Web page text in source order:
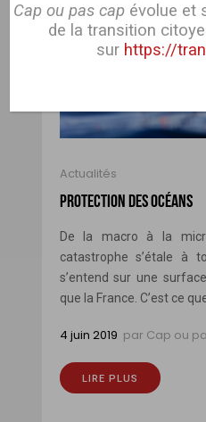
Nos actus
Et plus
Actualités
PROTECTION DES OCÉANS
De la macro à la
catastrophe s’étale à
s’entend sur une
que la France. C’est ce
4 juin 2019 par Cap ou
LIRE PLUS
Cap ou pas cap évolue et
de la transition
sur https://